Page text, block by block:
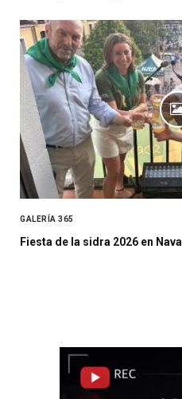
GALERÍA 365
Fiesta de la sidra 2026 en Nava